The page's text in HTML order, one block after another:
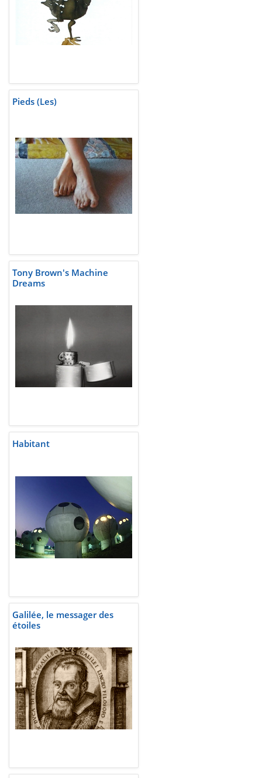
Pieds (Les)
Tony Brown's Machine
Dreams
Habitant
Galilée, le messager des
étoiles